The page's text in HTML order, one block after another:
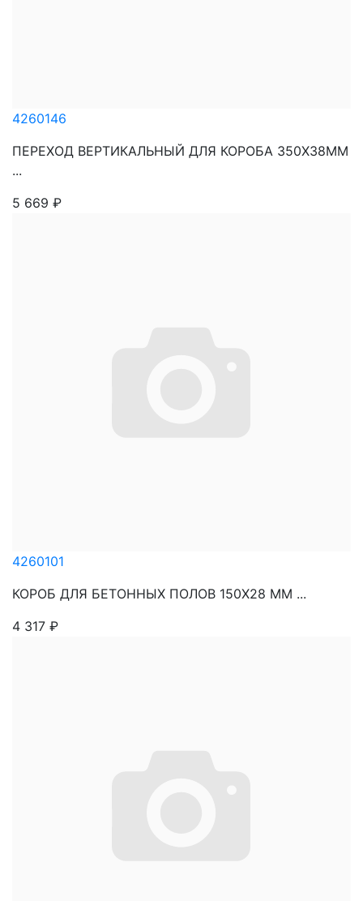
4260146
ПЕРЕХОД ВЕРТИКАЛЬНЫЙ ДЛЯ КОРОБА 350Х38ММ
...
5 669 ₽
4260101
КОРОБ ДЛЯ БЕТОННЫХ ПОЛОВ 150Х28 ММ ...
4 317 ₽